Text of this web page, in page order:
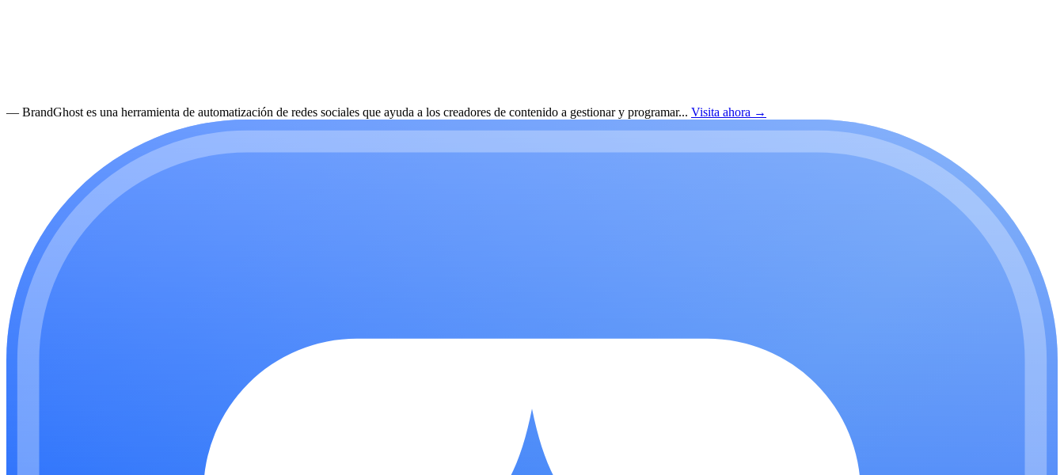
— BrandGhost es una herramienta de automatización de redes sociales que ayuda a los creadores de contenido a gestionar y programar... Visita ahora →